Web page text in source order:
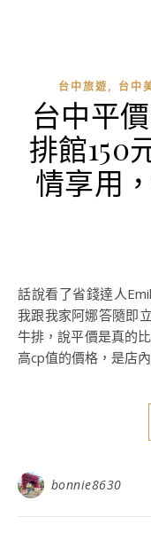
台中旅遊, 台中
台中平
排館150
情享用
話說看了省錢達人Emily的部落格詳細介紹這一家牛排館後，
我跟我家阿娜答隨即
牛排，說平價是真的
高cp值的價格，是店
bonnie8630